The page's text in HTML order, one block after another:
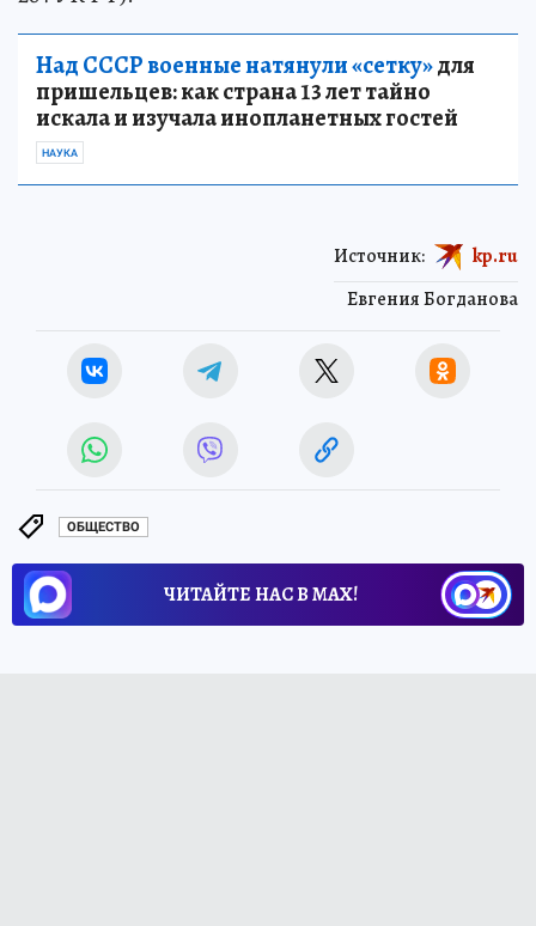
Над СССР военные натянули «сетку»для
пришельцев: как страна 13 лет тайно
искала и изучала инопланетных гостей
НАУКА
Евгения Богданова
Источник: kp.ru
ОБЩЕСТВО
ЧИТАЙТЕ НАС В МАХ!